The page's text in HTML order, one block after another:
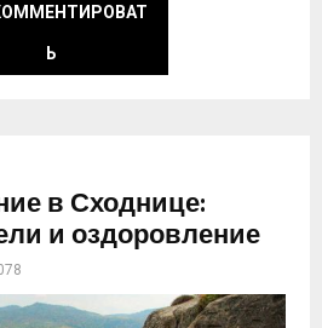
Ь
в Сходнице:
и оздоровление